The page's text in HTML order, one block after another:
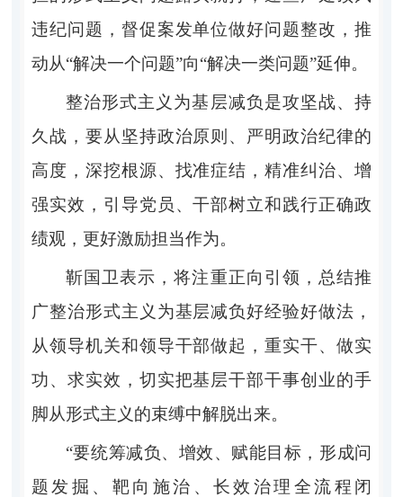
违纪问题，督促案发单位做好问题整改，推
动从“解决一个问题”向“解决一类问题”延伸。
整治形式主义为基层减负是攻坚战、持
久战，要从坚持政治原则、严明政治纪律的
高度，深挖根源、找准症结，精准纠治、增
强实效，引导党员、干部树立和践行正确政
绩观，更好激励担当作为。
靳国卫表示，将注重正向引领，总结推
广整治形式主义为基层减负好经验好做法，
从领导机关和领导干部做起，重实干、做实
功、求实效，切实把基层干部干事创业的手
脚从形式主义的束缚中解脱出来。
“要统筹减负、增效、赋能目标，形成问
题发掘、靶向施治、长效治理全流程闭